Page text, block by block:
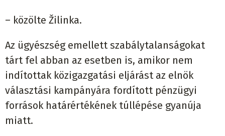
– közölte Žilinka.
Az ügyészség emellett szabálytalanságokat
tárt fel abban az esetben is, amikor nem
indítottak közigazgatási eljárást az elnök
választási kampányára fordított pénzügyi
források határértékének túllépése gyanúja
miatt.